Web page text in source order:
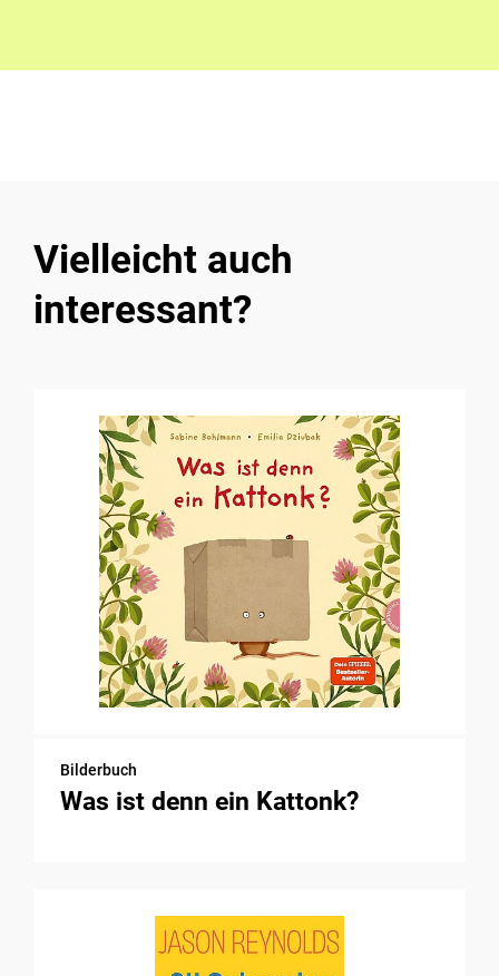
Vielleicht auch
interessant?
Bilderbuch
Was ist denn ein Kattonk?